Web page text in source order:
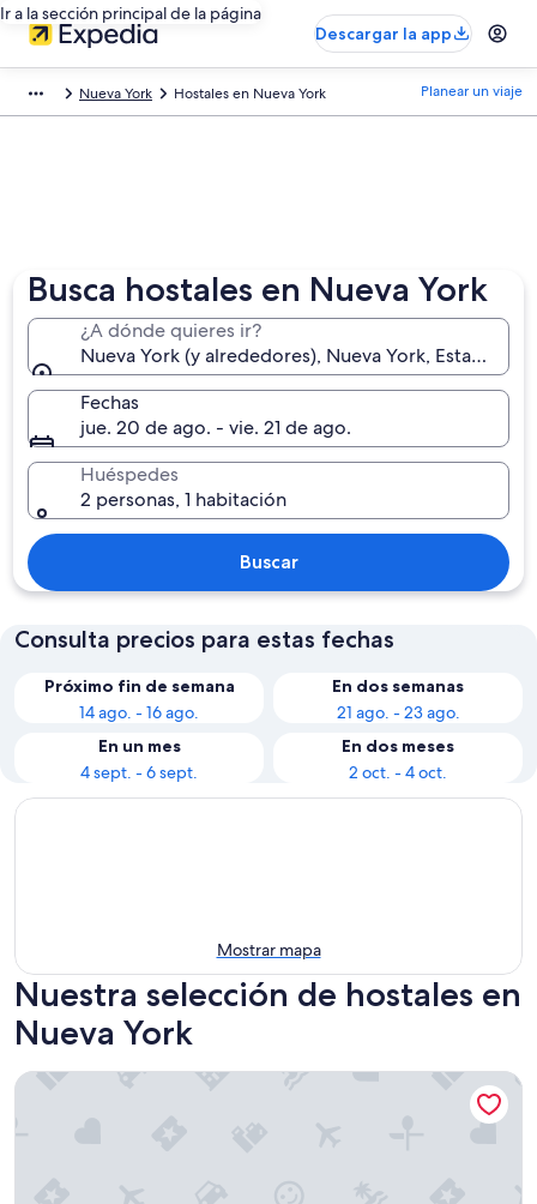
Ir a la sección principal de la página
Descargar la app
Nueva York Hostales en Nueva York Planear un viaje
Busca hostales en Nueva York
¿A dónde quieres ir?
Nueva York (y alrededores), Nueva York, Estados
Fechas
jue. 20 de ago. - vie. 21 de ago.
Huéspedes
2 personas, 1 habitación
Buscar
Consulta precios para estas fechas
Próximo fin de semana
14 ago. - 16 ago.
En dos semanas
21 ago. - 23 ago.
En un mes
4 sept. - 6 sept.
En dos meses
2 oct. - 4 oct.
Mostrar mapa
Nuestra selección de hostales en
Nueva York
Lamartine Chelsea – Hostel